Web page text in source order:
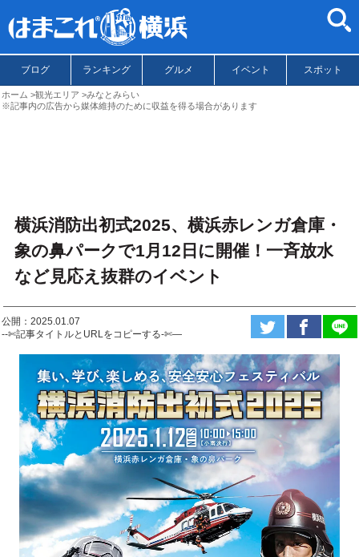
ブログ ランキング グルメ イベント スポット
ホーム 観光エリア
みなとみらい
※記事内の広告から媒体維持のために収益を得る場合があります
横浜消防出初式2025、横浜赤レンガ倉庫・
象の鼻パークで1月12日に開催！一斉放水
など見応え抜群のイベント
公開：2025.01.07
--✄記事タイトルとURLをコピーする-✄—